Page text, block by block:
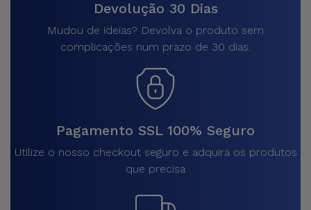
Devolução 30 Dias
Mudou de ideias? Devolva o produto sem
complicações num prazo de 30 dias.
Pagamento SSL 100% Seguro
Utilize o nosso checkout seguro e adquira os produtos
que precisa